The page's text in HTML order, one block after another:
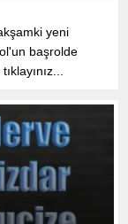
yeni
başrolde